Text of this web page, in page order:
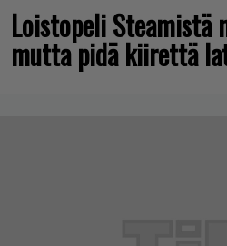
Loistopeli Steamistä
mutta pidä kiirettä